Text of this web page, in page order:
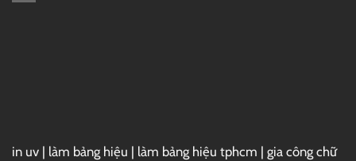
in uv | làm bảng hiệu | làm bảng hiệu tphcm | gia công chữ